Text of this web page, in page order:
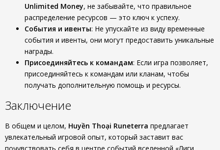
Unlimited Money, не забывайте, что правильное
распределение ресурсов — это ключ к успеху.
События и ивенты: Не упускайте из виду временные
события и ивенты, они могут предоставить уникальные
награды.
Присоединяйтесь к командам: Если игра позволяет,
присоединяйтесь к командам или кланам, чтобы
получать дополнительную помощь и ресурсы.
Заключение
В общем и целом, Huyền Thoại Runeterra предлагает
увлекательный игровой опыт, который заставит вас